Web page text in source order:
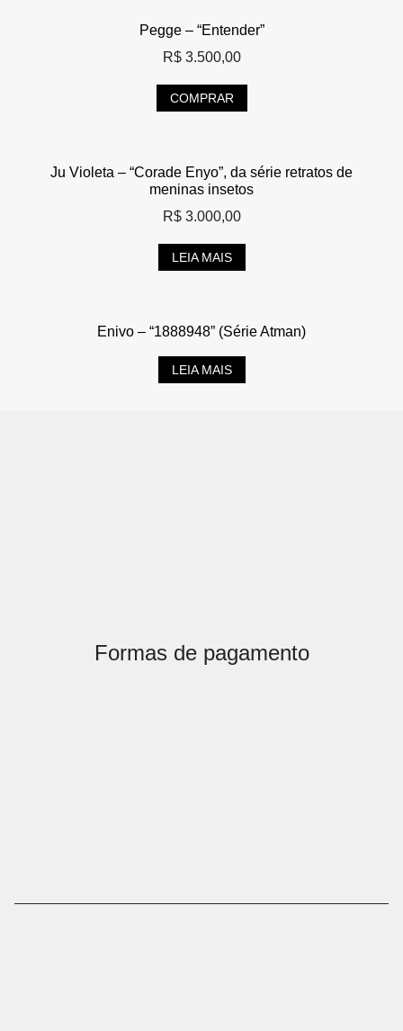
Pegge – “Entender”
R$3.500,00
COMPRAR
Ju Violeta – “Corade Enyo”, da série retratos de
meninas insetos
R$3.000,00
LEIA MAIS
Enivo – “1888948” (Série Atman)
LEIA MAIS
Formas de pagamento